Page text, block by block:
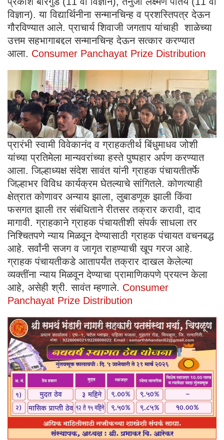
विज्ञान). या विद्यार्थिनीना सन्मानचिन्ह व प्रशस्तिपत्र देऊन
गौरविण्यात आले. प्राचार्य शिवाजी जगताप यांचाही शाळेच्या
उत्तम सहभागाबद्दल सन्मानचिन्ह देऊन सत्कार करण्यात
आला. Consumer Panchayat Prize Distribution
प्रारंभी स्वामी विवेकानंद व ग्राहकतीर्थ बिंधुमाधव जोशी
यांच्या प्रतिमेला मान्यवरांच्या हस्ते पुष्पहार अर्पण करण्यात
आला. जिल्हाध्यक्ष संदेश सावंत यांनी ग्राहक पंचायतीतर्फे
जिल्हाभर विविध कार्यक्रम घेतल्याचे सांगितले. कोणत्याही
क्षेत्रात कोणावर अन्याय झाला, लुबाडणूक झाली किंवा
फसगत झाली तर संबंधिताने रीतसर तक्रार करावी, दाद
मागावी. ग्राहकाने ग्राहक पंचायतीशी संपर्क साधला तर
निश्चितपणे न्याय मिळवून देण्यासाठी ग्राहक पंचायत वचनबद्ध
आहे. सर्वांनी सजग व जागृत राहण्याची खूप गरज आहे.
ग्राहक पंचायतीकडे आतापर्यंत तक्रार दाखल केलेल्या
व्यक्तींना न्याय मिळवून देण्याचा प्रामाणिकपणे प्रयत्न केला
आहे, असेही श्री. सावंत म्हणाले. Consumer
Panchayat Prize Distribution